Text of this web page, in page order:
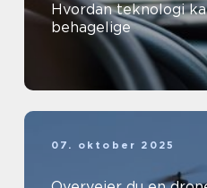
Hvordan teknologi
behagelige
07. oktober 2025